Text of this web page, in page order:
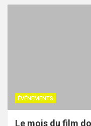
ÉVÉNEMENTS
Le mois du film